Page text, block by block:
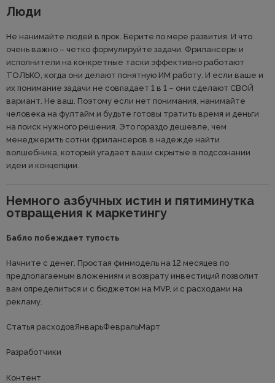
Люди
Не нанимайте людей в прок. Берите по мере развития. И что
очень важно – четко формулируйте задачи. Фрилансеры и
исполнители на конкретные таски эффективно работают
ТОЛЬКО, когда они делают понятную ИМ работу. И если ваше и
их понимание задачи не совпадает 1 в 1 – они сделают СВОЙ
вариант. Не ваш. Поэтому если нет понимания, нанимайте
человека на фултайм и будьте готовы тратить время и деньги
на поиск нужного решения. Это гораздо дешевле, чем
менеджерить сотни фрилансеров в надежде найти
волшебника, который угадает ваши скрытые в подсознании
идеи и концепции.
Немного азбучных истин и пятиминутка
отвращения к маркетингу
Бабло побеждает тупость
Начните с денег. Простая финмодель на 12 месяцев по
предполагаемым вложениям и возврату инвестиций позволит
вам определиться и с бюджетом на MVP, и с расходами на
рекламу.
Статья расходов
Разработчики
ЯнварьФевральМарт
Контент